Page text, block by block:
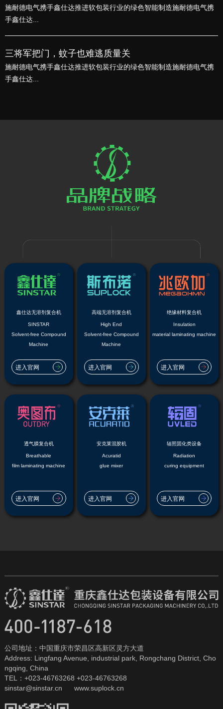
施耐德电气携手鑫仕达推进软包装行业的绿色智能制造施耐德电气携
手鑫仕达...
三将军把门，蚊子也难逃质量关
施耐德电气携手鑫仕达推进软包装行业的绿色智能制造施耐德电气携
手鑫仕达...
鑫仕达无溶剂复合机
SINSTAR
Solvent-free Compound
Machine
进入官网
高端无溶剂复合机
High End
Solvent-free Compound
Machine
进入官网
绝缘材料复合机
Insulation
material laminating machine
进入官网
透气膜复合机
Breathable
film laminating machine
进入官网
安克莱混胶机
Acuratid
glue mixer
进入官网
辐照固化类设备
Radiation
curing equipment
进入官网
公司地址：中国重庆市荣昌区高新区灵方大道
Address: Lingfang Avenue, industrial park, Rongchang District, Cho
ngqing, China
TEL：+023-46763268 +023-46763268
sinstar@sinstar.cn www.suplock.cn